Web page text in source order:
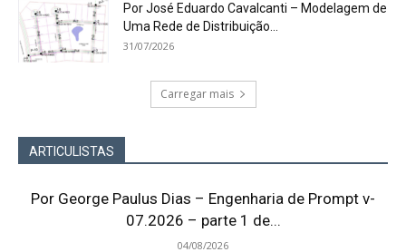
Por José Eduardo Cavalcanti – Modelagem de
Uma Rede de Distribuição...
31/07/2026
Carregar mais
ARTICULISTAS
Por George Paulus Dias – Engenharia de Prompt v-
07.2026 – parte 1 de...
04/08/2026